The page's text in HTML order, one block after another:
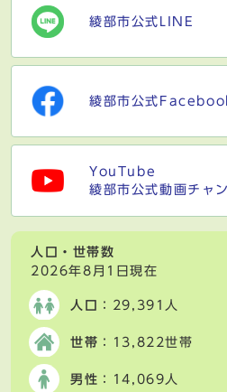
綾部市公式LINE
綾部市公式
YouTube
綾部市公式動画チャ
人口・世帯数
2026年8月1日現在
人口 ：29,391人
世帯 ：13,822世帯
男性 ：14,069人